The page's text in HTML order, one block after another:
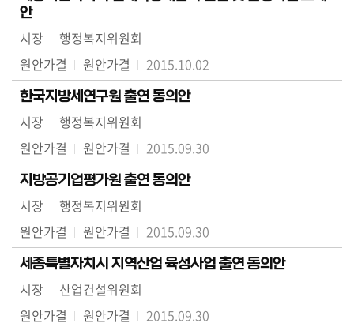
안
시장
행정복지위원회
원안가결
원안가결 2015.10.02
한국지방세연구원 출연 동의안
시장
행정복지위원회
원안가결
원안가결 2015.09.30
지방공기업평가원 출연 동의안
시장
행정복지위원회
원안가결
원안가결 2015.09.30
세종특별자치시 지역산업 육성사업 출연 동의안
시장
산업건설위원회
원안가결
원안가결 2015.09.30